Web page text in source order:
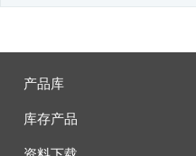
产品库
库存产品